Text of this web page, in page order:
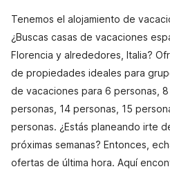
Tenemos el alojamiento de
¿Buscas casas de vacaciones
Florencia y alrededores, Italia?
de propiedades ideales para
de vacaciones para 6 personas,
personas, 14 personas, 15
personas. ¿Estás planeando irte
próximas semanas? Entonces,
ofertas de última hora. Aquí